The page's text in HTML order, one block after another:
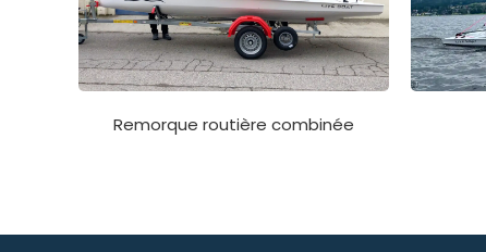
Remorque routière combinée